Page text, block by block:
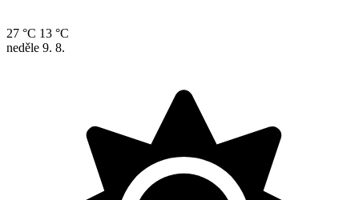
27 °C 13 °C
neděle 9. 8.